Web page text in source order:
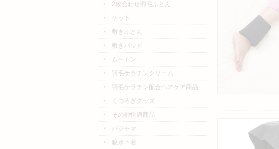
2枚合わせ羽毛ふとん
ケット
敷きふとん
敷きパッド
ムートン
羽毛ケラチンクリーム
羽毛ケラチン配合ヘアケア商品
くつろぎグッズ
その他快適商品
パジャマ
吸水下着